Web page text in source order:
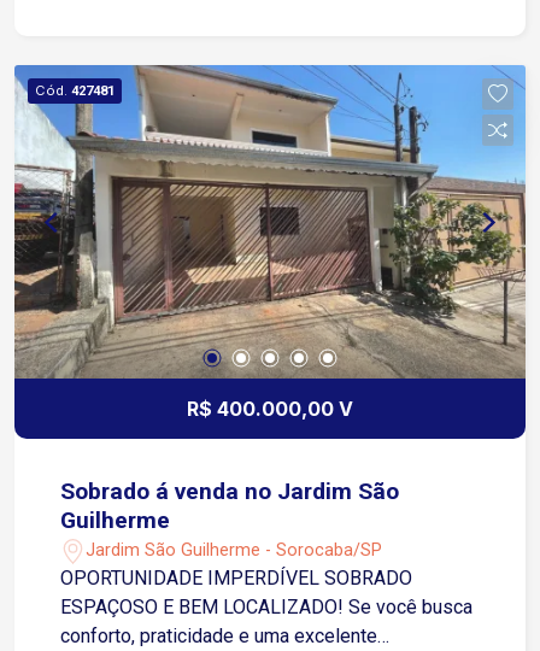
Cód. 427481
R$ 400.000,00 V
Sobrado á venda no Jardim São
Guilherme
Jardim São Guilherme - Sorocaba/SP
OPORTUNIDADE IMPERDÍVEL SOBRADO
ESPAÇOSO E BEM LOCALIZADO! Se você busca
conforto, praticidade e uma excelente